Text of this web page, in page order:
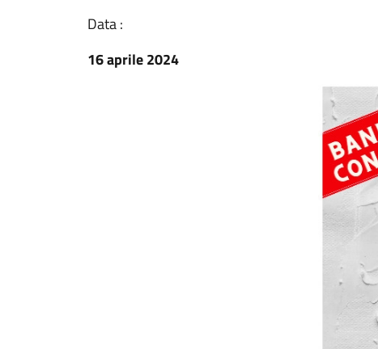
Data :
16 aprile 2024